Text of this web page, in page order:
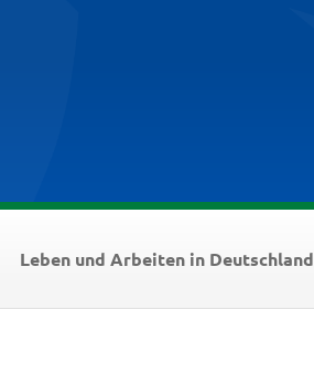
Leben und Arbeiten in Deutschland